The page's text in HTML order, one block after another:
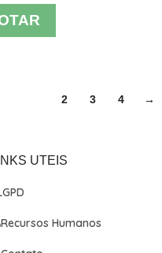
2 3 4 →
UTEIS
Recursos Humanos